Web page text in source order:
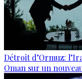
Détroit d’Ormuz:
Oman sur un